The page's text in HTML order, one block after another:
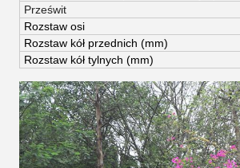
Prześwit
Rozstaw osi
Rozstaw kół przednich (mm)
Rozstaw kół tylnych (mm)